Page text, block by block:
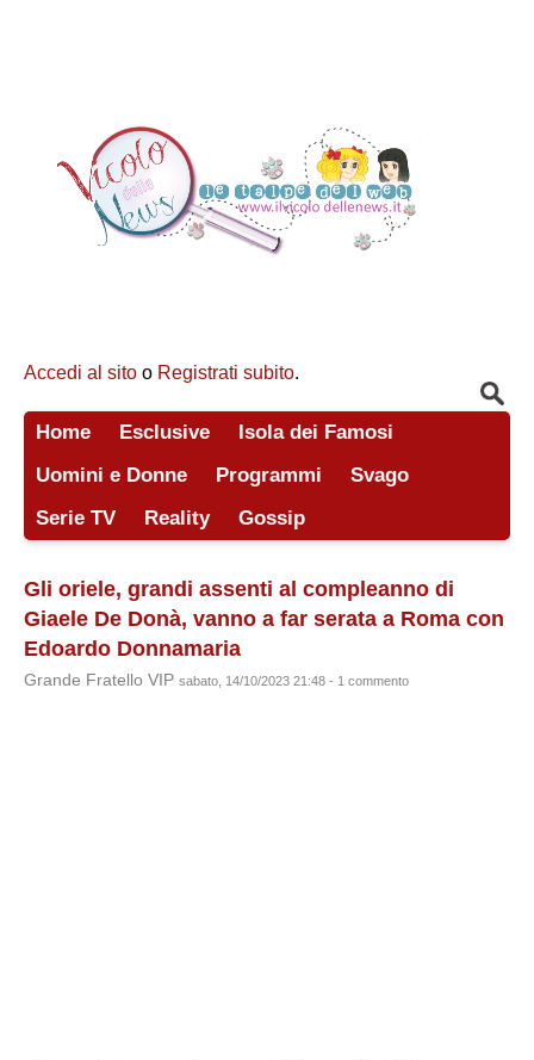
Accedi al sito o Registrati subito.
Home Esclusive
Isola dei Famosi
Uomini e Donne
Programmi
Svago
Serie TV
Reality Gossip
Gli oriele, grandi assenti al compleanno di
Giaele De Donà, vanno a far serata a Roma con
Edoardo Donnamaria
Grande Fratello VIP sabato, 14/10/2023 21:48 - 1 commento